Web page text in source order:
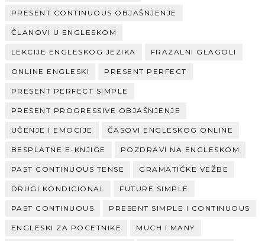
PRESENT CONTINUOUS OBJAŠNJENJE
ČLANOVI U ENGLESKOM
LEKCIJE ENGLESKOG JEZIKA FRAZALNI GLAGOLI
ONLINE ENGLESKI PRESENT PERFECT
PRESENT PERFECT SIMPLE
PRESENT PROGRESSIVE OBJAŠNJENJE
UČENJE I EMOCIJE ČASOVI ENGLESKOG ONLINE
BESPLATNE E-KNJIGE POZDRAVI NA ENGLESKOM
PAST CONTINUOUS TENSE GRAMATIČKE VEŽBE
DRUGI KONDICIONAL FUTURE SIMPLE
PAST CONTINUOUS PRESENT SIMPLE I CONTINUOUS
ENGLESKI ZA POCETNIKE MUCH I MANY